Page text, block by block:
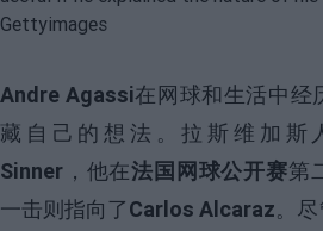
Andre Agassi在网球和生活中经
藏自己的想法。拉斯维加斯
Sinner ，他在法国网球公开赛第
一击则指向了Carlos Alcaraz。